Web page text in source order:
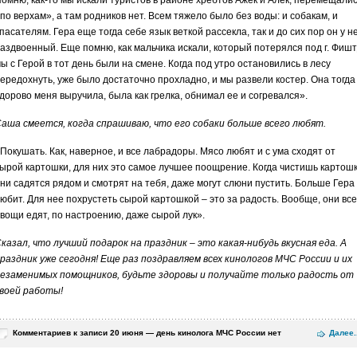
верхам», а там родников нет. Всем тяжело было без воды: и собакам, и
Гера еще тогда себе язык веткой рассекла, так и до сих пор он у
Еще помню, как мальчика искали, который потерялся под г.
с Герой в тот день были на смене. Когда под утро остановились в лесу
уже было достаточно прохладно, и мы развели костер. Она тогда
меня выручила, была как грелка, обнимал ее и согревался».
смеется, когда спрашиваю, что его собаки больше всего любят.
Как, наверное, и все лабрадоры. Мясо любят и с ума сходят от
картошки, для них это самое лучшее поощрение. Когда чистишь
садятся рядом и смотрят на тебя, даже могут слюни пустить. Больше Гера
Для нее похрустеть сырой картошкой – это за радость. Вообще, они все
едят, по настроению, даже сырой лук».
что лучший подарок на праздник – это какая-нибудь вкусная еда. А
уже сегодня! Еще раз поздравляем всех кинологов МЧС России и их
помощников, будьте здоровы и получайте только радость от
работы!
Комментариев к записи 20 июня — день кинолога МЧС России нет Далее...